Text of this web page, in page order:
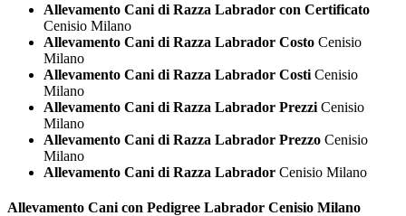
Allevamento Cani di Razza Labrador con Certificato
Cenisio Milano
Allevamento Cani di Razza Labrador Costo Cenisio
Milano
Allevamento Cani di Razza Labrador Costi Cenisio
Milano
Allevamento Cani di Razza Labrador Prezzi Cenisio
Milano
Allevamento Cani di Razza Labrador Prezzo Cenisio
Milano
Allevamento Cani di Razza Labrador Cenisio Milano
Allevamento Cani con Pedigree Labrador Cenisio Milano